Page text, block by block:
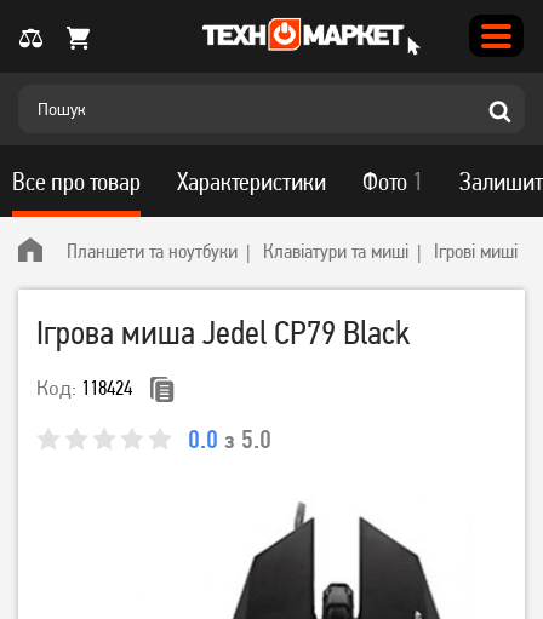
Планшети та ноутбуки Клавіатури та миші Ігрові миші
Ігрова миша Jedel CP79 Black
Код: 118424
0.0 з 5.0
Все про товар Характеристики Фото 1